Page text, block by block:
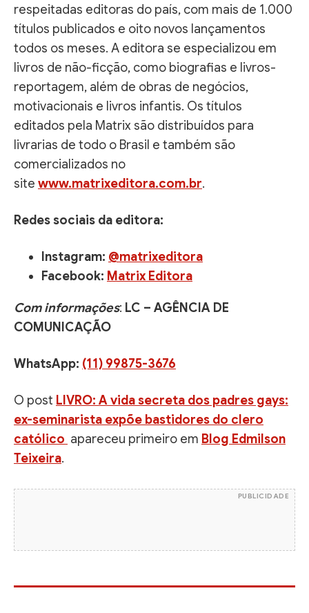
respeitadas editoras do país, com mais de 1.000
títulos publicados e oito novos lançamentos
todos os meses. A editora se especializou em
livros de não-ficção, como biografias e livros-
reportagem, além de obras de negócios,
motivacionais e livros infantis. Os títulos
editados pela Matrix são distribuídos para
livrarias de todo o Brasil e também são
comercializados no
site www.matrixeditora.com.br.
Redes sociais da editora:
Instagram: @matrixeditora
Facebook: Matrix Editora
Com informações: LC – AGÊNCIA DE
COMUNICAÇÃO
WhatsApp: (11) 99875-3676
O post LIVRO: A vida secreta dos padres gays:
ex-seminarista expõe bastidores do clero
católico apareceu primeiro em Blog Edmilson
Teixeira.
PUBLICIDADE